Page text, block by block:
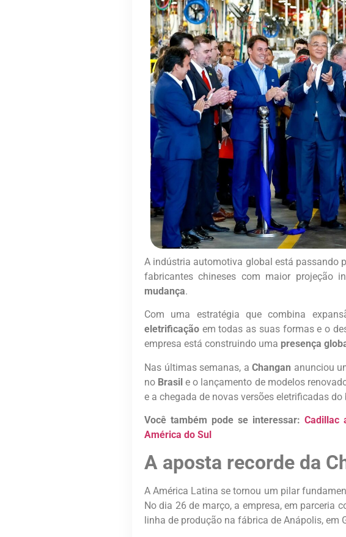
A indústria automotiva global está passando
fabricantes chineses com maior projeção
mudança.
Com uma estratégia que combina
eletrificação em todas as suas formas e o
empresa está construindo uma presença
Nas últimas semanas, aChangan anunciou
no Brasile o lançamento de modelos
e a chegada de novas versões eletrificadas
Você também pode se interessar: Cadillac
América do Sul
A aposta recorde da
A América Latina se tornou um pilar
No dia 26 de março, a empresa, em parceria
linha de produção na fábrica de Anápolis, em